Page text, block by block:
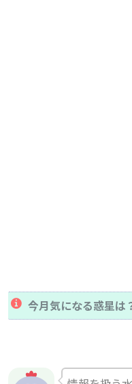
今月気になる惑星は